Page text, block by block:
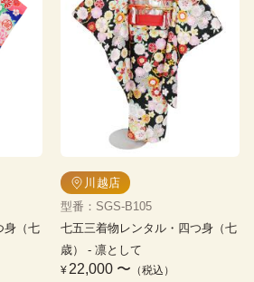
身（七
川越店
型番 ： SGS-B105
七五三着物レンタル・四つ身（七
歳）
- 凛として
¥ 22,000 〜 （税込）